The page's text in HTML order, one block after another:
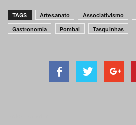
TAGS Artesanato Associativismo
Gastronomia
Pombal Tasquinhas